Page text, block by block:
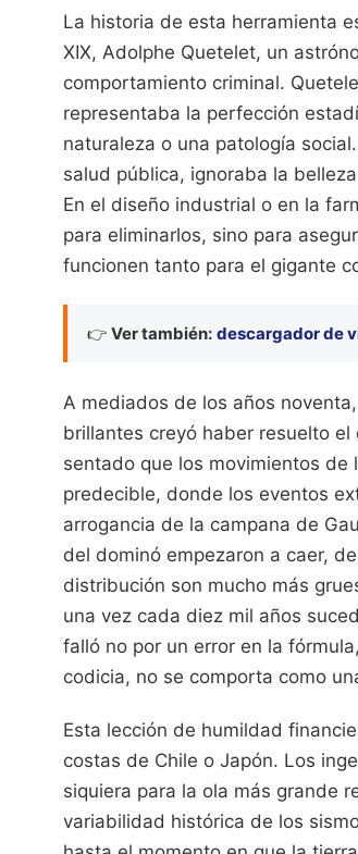
La historia de esta herramienta
XIX, Adolphe Quetelet, un
comportamiento criminal.
representaba la perfección
naturaleza o una patología
salud pública, ignoraba la
En el diseño industrial o en la
para eliminarlos, sino para
funcionen tanto para el gigante
👉 Ver también: descargador de
A mediados de los años
brillantes creyó haber resuelto
sentado que los movimientos
predecible, donde los eventos
arrogancia de la campana de
del dominó empezaron a caer,
distribución son mucho más
una vez cada diez mil años
falló no por un error en la
codicia, no se comporta como
Esta lección de humildad
costas de Chile o Japón. Los
siquiera para la ola más grande
variabilidad histórica de los